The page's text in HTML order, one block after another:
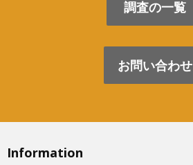
調査の一覧
お問い合わせ
Information